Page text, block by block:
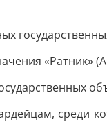
«Ратник»
среди